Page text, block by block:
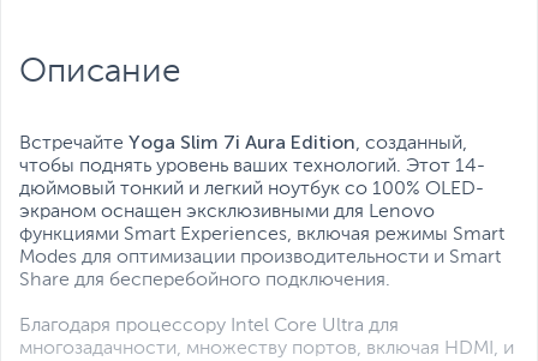
Твердотельный накопитель:
Операционная система:
Windows 11 Home (x64)
Все характеристики
Описание
Встречайте Yoga Slim 7i Aura Edition, созданный,
чтобы поднять уровень ваших технологий. Этот 14-
дюймовый тонкий и легкий ноутбук со 100% OLED-
экраном оснащен эксклюзивными для Lenovo
функциями Smart Experiences, включая режимы Smart
Modes для оптимизации производительности и Smart
Share для бесперебойного подключения.
Благодаря процессору Intel Core Ultra для
многозадачности, множеству портов, включая HDMI, и